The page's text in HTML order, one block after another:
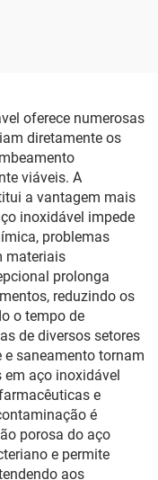
oferece numerosas
diretamente os
viáveis. A
a vantagem mais
inoxidável impede
problemas
materiais
prolonga
reduzindo os
o tempo de
de diversos setores
saneamento tornam
aço inoxidável
e
é
porosa do aço
e permite
aos